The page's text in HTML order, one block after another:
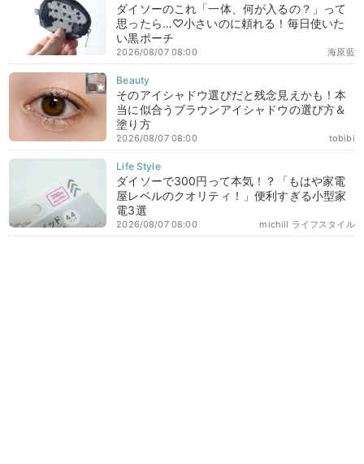
ダイソーのこれ「一体、何が入るの？」って
思ったら…♡小さいのに頼れる！毎日使いた
い黒ポーチ
海原藍
2026/08/07 08:00
そのアイシャドウ選びだと残念見えかも！本
当に似合うブラウンアイシャドウの選び方＆
塗り方
tobibi
2026/08/07 08:00
ダイソーで300円って本気！？「もはや家電
屋レベルのクオリティ！」便利すぎる小型家
電3選
michill ライフスタイル
2026/08/07 08:00